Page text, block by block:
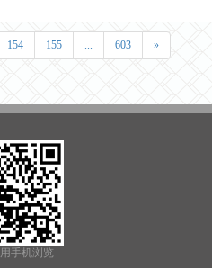
154 155 ... 603 »
手机浏览